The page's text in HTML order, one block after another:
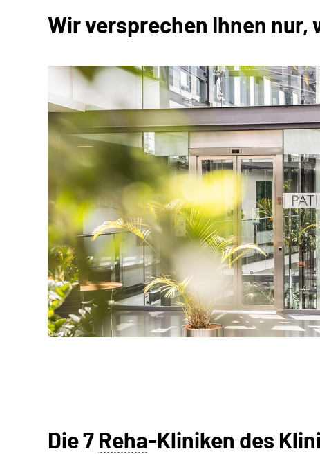
Wir versprechen Ihnen nur,
Die 7 Reha-Kliniken des